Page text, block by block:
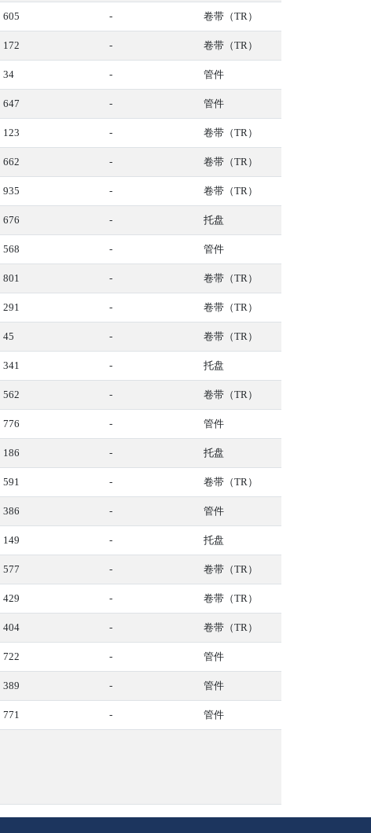
605 - 卷带（TR）
172 - 卷带（TR）
34 - 管件
647 - 管件
123 - 卷带（TR）
662 - 卷带（TR）
935 - 卷带（TR）
676 - 托盘
568 - 管件
801 - 卷带（TR）
291 - 卷带（TR）
45 - 卷带（TR）
341 - 托盘
562 - 卷带（TR）
776 - 管件
186 - 托盘
591 - 卷带（TR）
386 - 管件
149 - 托盘
577 - 卷带（TR）
429 - 卷带（TR）
404 - 卷带（TR）
722 - 管件
389 - 管件
771 - 管件